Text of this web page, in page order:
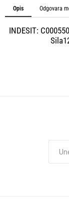
Opis Odgovara
INDESIT: